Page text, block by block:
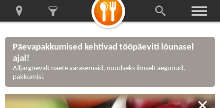
Päevapakkumised kehtivad tööpäeviti lõunasel
ajal!
Alljärgnevalt näete varasemaid, nüüdseks ilmselt aegunud,
pakkumisi.